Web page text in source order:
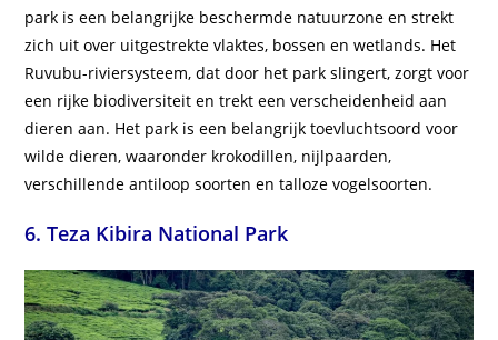
park is een belangrijke beschermde natuurzone en strekt
zich uit over uitgestrekte vlaktes, bossen en wetlands. Het
Ruvubu-riviersysteem, dat door het park slingert, zorgt voor
een rijke biodiversiteit en trekt een verscheidenheid aan
dieren aan. Het park is een belangrijk toevluchtsoord voor
wilde dieren, waaronder krokodillen, nijlpaarden,
verschillende antiloop soorten en talloze vogelsoorten.
6. Teza Kibira National Park